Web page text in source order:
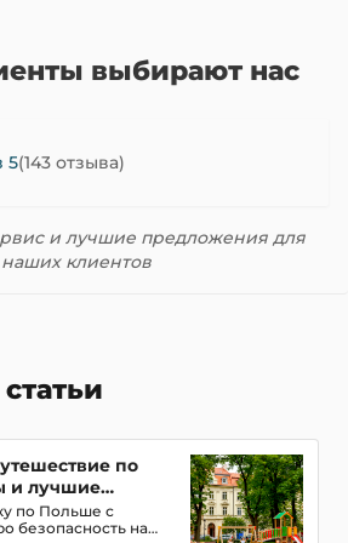
выбирают нас
5(143 отзыва)
и лучшие предложения для
наших клиентов
по
и лучшие
по Польше с
безопасность на